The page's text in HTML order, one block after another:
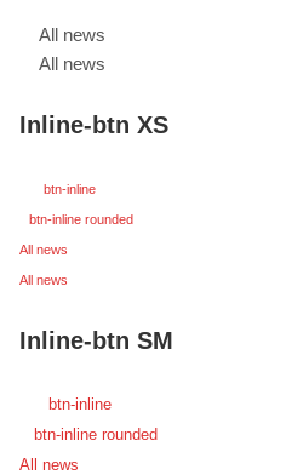
All news
All news
Inline-btn XS
btn-inline
btn-inline rounded
All news
All news
Inline-btn SM
btn-inline
btn-inline rounded
All news